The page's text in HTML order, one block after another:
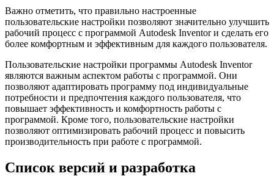
Важно отметить, что правильно настроенные
пользовательские настройки позволяют значительно улучшить
рабочий процесс с программой Autodesk Inventor и сделать его
более комфортным и эффективным для каждого пользователя.
Пользовательские настройки программы Autodesk Inventor
являются важным аспектом работы с программой. Они
позволяют адаптировать программу под индивидуальные
потребности и предпочтения каждого пользователя, что
повышает эффективность и комфортность работы с
программой. Кроме того, пользовательские настройки
позволяют оптимизировать рабочий процесс и повысить
производительность при работе с программой.
Список версий и разработка